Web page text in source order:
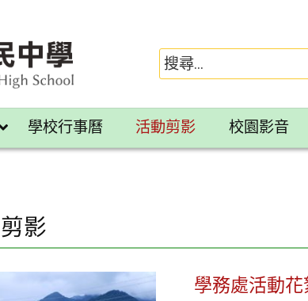
學校行事曆 活動剪影 校園影音
影
學務處活動花